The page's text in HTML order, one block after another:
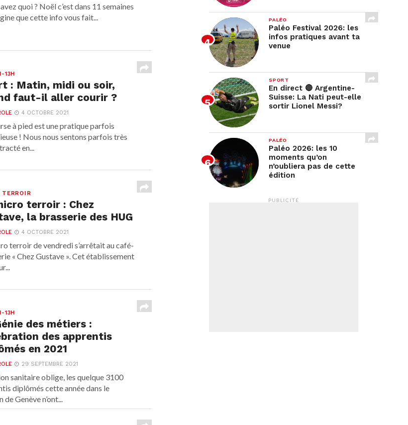
quoi ? Noël c’est dans 11 semaines
que cette info vous fait...
13H
: Matin, midi ou soir,
faut-il aller courir ?
4 OCTOBRE 2021
à pied est une pratique parfois
! Nous nous sentons parfois très
en...
TERROIR
terroir : Chez
la brasserie des HUG
4 OCTOBRE 2021
terroir de vendredi s’arrêtait au café-
« Chez Gustave ». Cet établissement
13H
des métiers :
des apprentis
en 2021
29 SEPTEMBRE 2021
sanitaire oblige, les quelque 3100
diplômés cette année dans le
de Genève n’ont...
PALÉO
Paléo Festival 2026: les
infos pratiques avant ta
venue
SPORT
En direct 🔴 Argentine-
Suisse: La Nati peut-elle
sortir Lionel Messi?
PALÉO
Paléo 2026: les 10
moments qu’on
n’oubliera pas de cette
édition
PUBLICITÉ